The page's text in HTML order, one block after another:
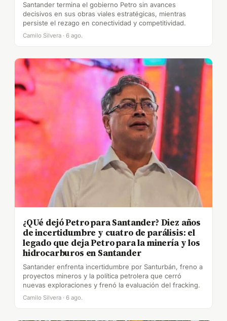
Santander termina el gobierno Petro sin avances
decisivos en sus obras viales estratégicas, mientras
persiste el rezago en conectividad y competitividad.
Camilo Silvera · 6 ago.
¿QUé dejó Petro para Santander? Diez años
de incertidumbre y cuatro de parálisis: el
legado que deja Petro para la minería y los
hidrocarburos en Santander
Santander enfrenta incertidumbre por Santurbán, freno a
proyectos mineros y la política petrolera que cerró
nuevas exploraciones y frenó la evaluación del fracking.
Camilo Silvera · 6 ago.